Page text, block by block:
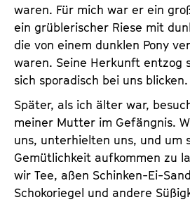
waren. Für mich war er ein
ein grüblerischer Riese mit
die von einem dunklen Pony
waren. Seine Herkunft entzog
sich sporadisch bei uns blicken.
Später, als ich älter war,
meiner Mutter im Gefängnis.
uns, unterhielten uns, und um
Gemütlichkeit aufkommen zu
wir Tee, aßen Schinken-Ei-
Schokoriegel und andere